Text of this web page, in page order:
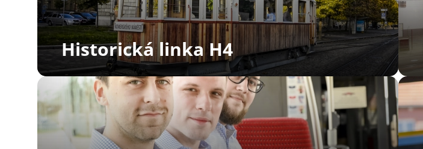
Historická linka H4